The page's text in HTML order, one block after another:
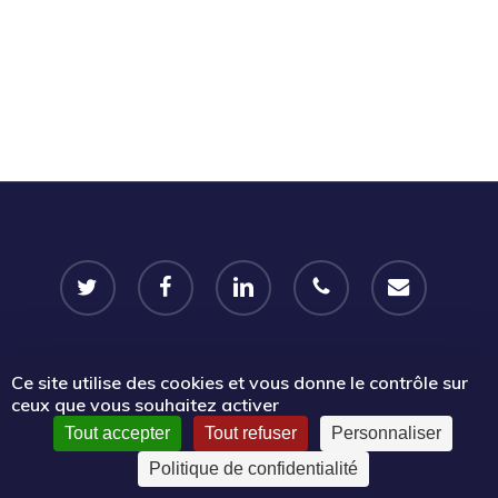
twitter facebook linkedin phone email
© 2026 Portail Emplois associatifs | Le Mouvement associatif
Sud PACA.
Ce site utilise des cookies et vous donne le contrôle sur
ceux que vous souhaitez activer
Tout accepter Tout refuser
Personnaliser
Politique de confidentialité